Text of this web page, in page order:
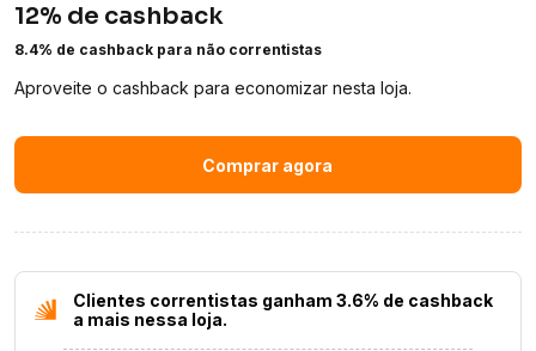
interagir com outros sites no momento da compra.
Cancelamento total ou parcial da compra invalida o
pagamento do cashback.
invalida o pagamento do cashback.
Para garantir o cashback, você precisa esvaziar seu
carrinho e fazer sua compra, do início ao fim, a partir
em lojas parceiras.
Preço do produto pode variar de acordo com o
momento da compra no site parceiro.
12% de cashback
8.4% de cashback para não correntistas
Aproveite o cashback para economizar nesta loja.
Comprar agora
Clientes correntistas ganham 3.6% de cashback
a mais nessa loja.